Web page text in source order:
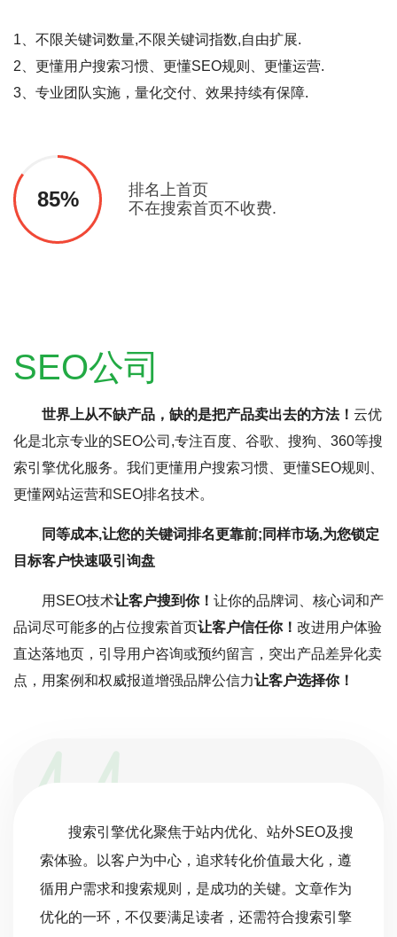
1、不限关键词数量,不限关键词指数,自由扩展.
2、更懂用户搜索习惯、更懂SEO规则、更懂运营.
3、专业团队实施，量化交付、效果持续有保障.
85%
排名上首页
不在搜索首页不收费.
SEO公司
世界上从不缺产品，缺的是把产品卖出去的方法！ 云优
化是北京专业的SEO公司,专注百度、谷歌、搜狗、360等搜
索引擎优化服务。我们更懂用户搜索习惯、更懂SEO规则、
更懂网站运营和SEO排名技术。
同等成本,让您的关键词排名更靠前;同样市场,为您锁定
目标客户快速吸引询盘
用SEO技术让客户搜到你！ 让你的品牌词、核心词和产
品词尽可能多的占位搜索首页让客户信任你！ 改进用户体验
直达落地页，引导用户咨询或预约留言，突出产品差异化卖
点，用案例和权威报道增强品牌公信力让客户选择你！
搜索引擎优化（SEO）与竞价推广共同构成了
搜索引擎营销（SEM），因其精准满足客户搜索需
求，成为中小企业网站营销的优选。SEM利用搜索
引擎这一流量枢纽，精准捕获目标客户，助力品牌